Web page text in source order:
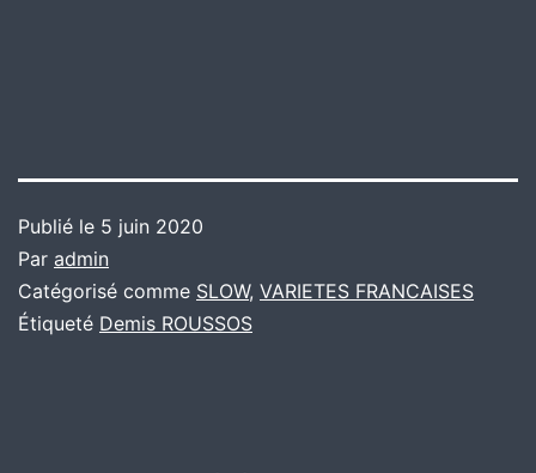
Publié le 5 juin 2020
Par admin
Catégorisé comme SLOW, VARIETES FRANCAISES
Étiqueté Demis ROUSSOS